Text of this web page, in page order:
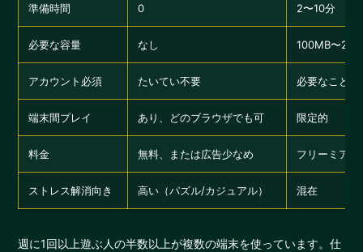
準備時間 0 2〜10分
必要な容量 なし 100MB〜2GB
アカウント必須 たいてい不要 必要なことが
端末間プレイ あり、どのブラウザでも可 限定的
料金 無料、または広告少なめ フリーミア
ストレス解消向き 高い（パズル/カジュアル） 混在
週に1回以上遊ぶ人の半数以上が複数の端末を使っています。仕